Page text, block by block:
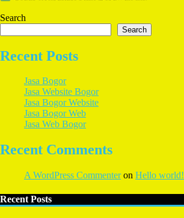
Search
Search
Recent Posts
Jasa Bogor
Jasa Website Bogor
Jasa Bogor Website
Jasa Bogor Web
Jasa Web Bogor
Recent Comments
A WordPress Commenteron Hello world!
Recent Posts